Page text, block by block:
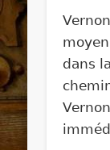
dans